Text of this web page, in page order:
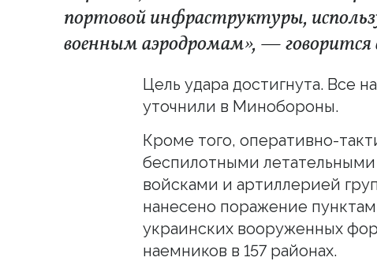
портовой инфраструктуры,
военным аэродромам», — говорится
Цель удара достигнута. Все
уточнили в Минобороны.
Кроме того, оперативно-
беспилотными
войсками и артиллерией
нанесено поражение
украинских вооруженных
наемников в 157 районах.